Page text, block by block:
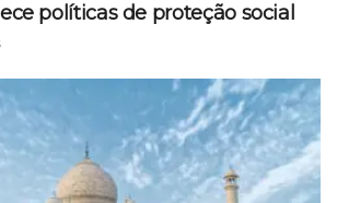
políticas de proteção social